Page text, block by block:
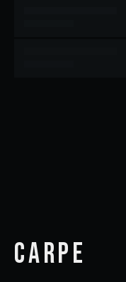
CARPE